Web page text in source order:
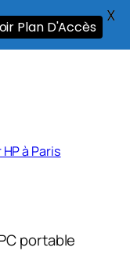
à Paris
portable
Plan D'Accès
X